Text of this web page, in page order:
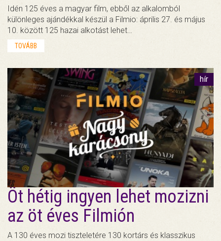
Idén 125 éves a magyar film, ebből az alkalomból
különleges ajándékkal készül a Filmio: április 27. és május
10. között 125 hazai alkotást lehet…
TOVÁBB
hír
Öt hétig ingyen lehet mozizni
az öt éves Filmión
A 130 éves mozi tiszteletére 130 kortárs és klasszikus